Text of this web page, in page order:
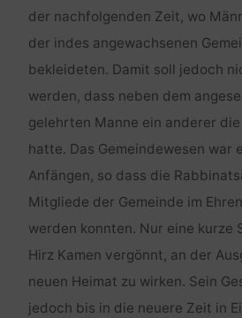
der nachfolgenden Zeit, wo
der indes angewachsenen
bekleideten. Damit soll jedoch
werden, dass neben dem
gelehrten Manne ein anderer
hatte. Das Gemeindewesen war
Anfängen, so dass die
Mitgliede der Gemeinde im
werden konnten. Nur eine kurze
Hirz Kamen vergönnt, an der
neuen Heimat zu wirken. Sein
jedoch bis in die neuere Zeit in